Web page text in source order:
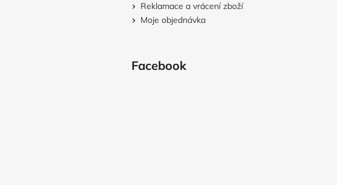
Reklamace a vrácení zboží
Moje objednávka
Facebook